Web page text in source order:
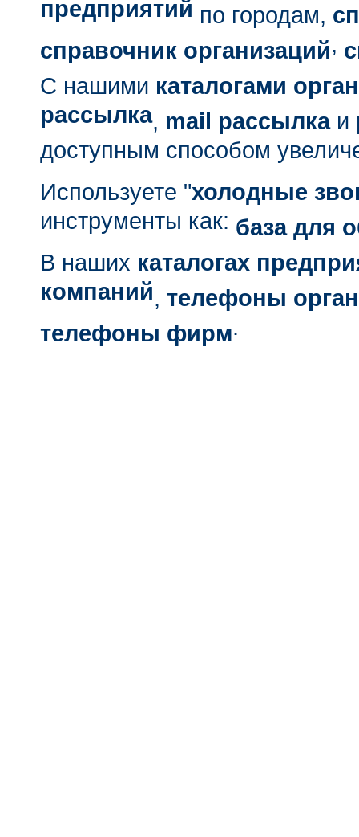
предприятий по городам,
справочник организаций,
С нашими каталогами
рассылка, mail рассылкаи
доступным способом
Используете "холодные
инструменты как: база для
В наших каталогах
компаний, телефоны
телефоны фирм.